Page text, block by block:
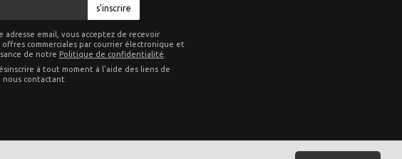
s'inscrire
adresse email, vous acceptez de recevoir
offres commerciales par courrier électronique et
de notre Politique de confidentialité
à tout moment à l'aide des liens de
contactant.